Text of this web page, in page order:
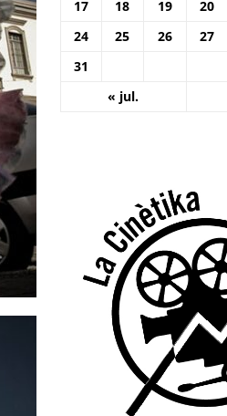
17
18 19 20
24
25 26 27
31
« jul.